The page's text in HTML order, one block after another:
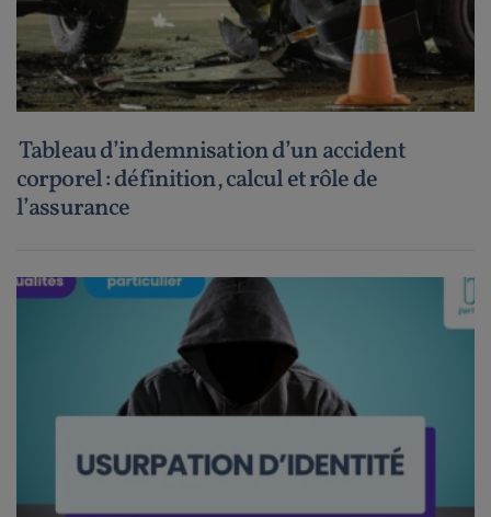
Tableau d’indemnisation d’un accident
corporel : définition, calcul et rôle de
l’assurance